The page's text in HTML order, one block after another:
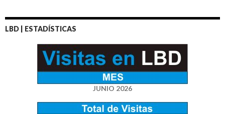
LBD | ESTADÍSTICAS
JUNIO 2026